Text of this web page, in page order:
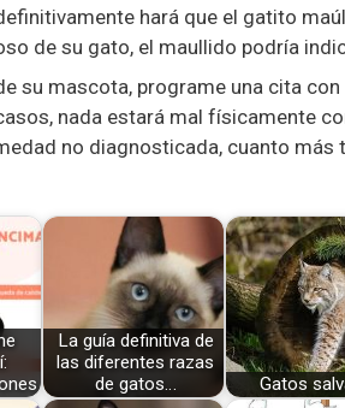
hará que el gatito
de su gato, el maullido podría
su mascota, programe una cita
nada estará mal físicamente
no diagnosticada, cuanto más
La guía definitiva de
las diferentes razas
de gatos…
Gatos